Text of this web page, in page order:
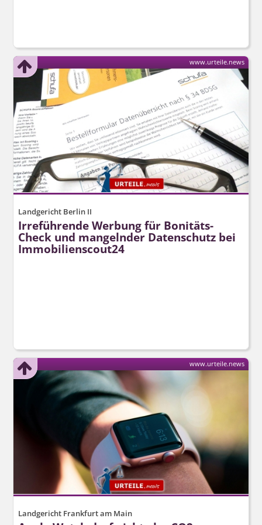
Landgericht Berlin II
Irreführende Werbung für Bonitäts-
Check und mangelnder Datenschutz bei
Immobilienscout24
www.urteile.news
Landgericht Frankfurt am Main
www.urteile.news